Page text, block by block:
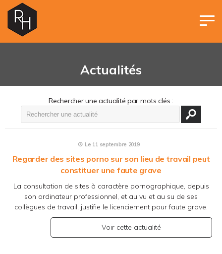
Actualités
Rechercher une actualité par mots clés :
Le 11 septembre 2019
Regarder des sites porno sur son lieu de travail peut
constituer une faute grave
La consultation de sites à caractère pornographique, depuis
son ordinateur professionnel, et au vu et au su de ses
collègues de travail, justifie le licenciement pour faute grave.
Voir cette actualité
Panneau de gestion des cookies